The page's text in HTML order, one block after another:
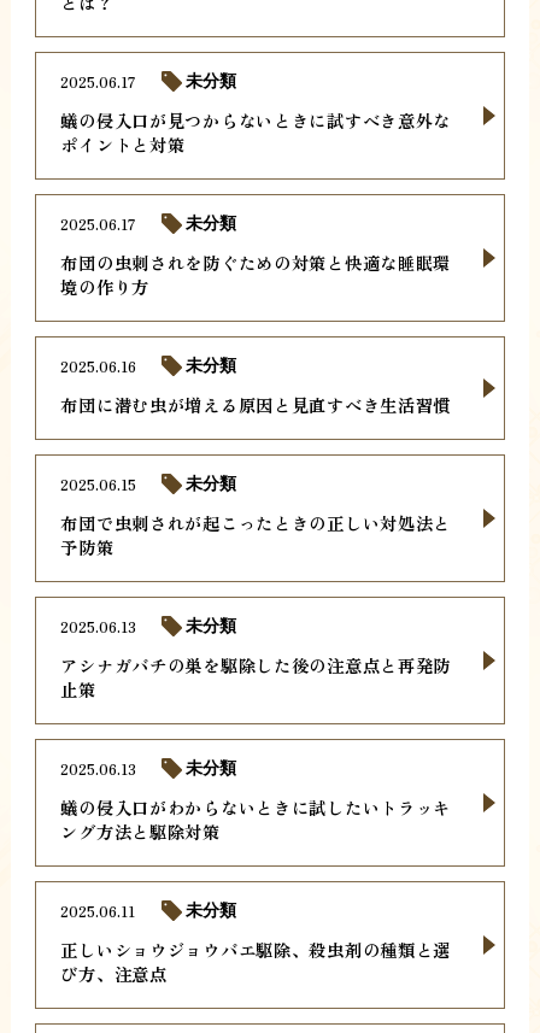
蟻の侵入口が見つからないときに試すべき意外な
ポイントと対策
2025.06.17 未分類
布団の虫刺されを防ぐための対策と快適な睡眠環
境の作り方
2025.06.17 未分類
布団に潜む虫が増える原因と見直すべき生活習慣
2025.06.16 未分類
布団で虫刺されが起こったときの正しい対処法と
予防策
2025.06.15 未分類
アシナガバチの巣を駆除した後の注意点と再発防
止策
2025.06.13 未分類
蟻の侵入口がわからないときに試したいトラッキ
ング方法と駆除対策
2025.06.13 未分類
正しいショウジョウバエ駆除、殺虫剤の種類と選
び方、注意点
2025.06.11 未分類